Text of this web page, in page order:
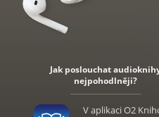
Jak poslouchat
nejpohodlněji?
V aplikaci O2